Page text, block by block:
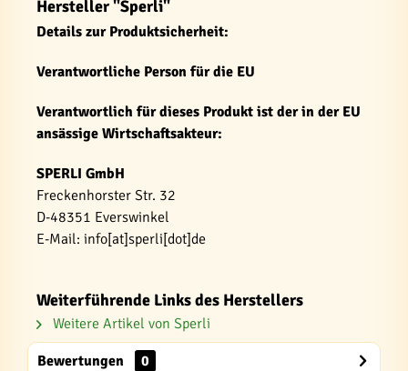
Hersteller "Sperli"
Details zur Produktsicherheit:
Verantwortliche Person für die EU
Verantwortlich für dieses Produkt ist der in der EU
ansässige Wirtschaftsakteur:
SPERLI GmbH
Freckenhorster Str. 32
D-48351 Everswinkel
E-Mail: info[at]sperli[dot]de
Weiterführende Links des Herstellers
Weitere Artikel von Sperli
Bewertungen
0